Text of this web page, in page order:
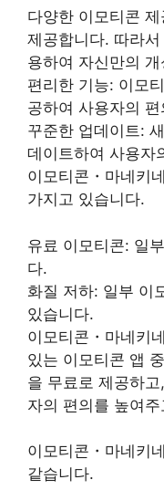
다양한 이모티콘
제공합니다. 따라
용하여 자신만의
편리한 기능: 이모
공하여 사용자의
꾸준한 업데이트:
데이트하여 사용자
이모티콘・마네키
가지고 있습니다.
유료 이모티콘: 일
다.
화질 저하: 일부 이
있습니다.
이모티콘・마네키
있는 이모티콘 앱
을 무료로 제공하
자의 편의를 높여
이모티콘・마네키
같습니다.